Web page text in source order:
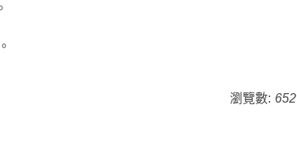
瀏覽數: 652